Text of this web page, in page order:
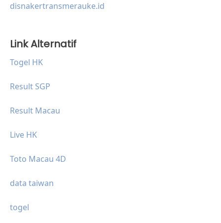
disnakertransmerauke.id
Link Alternatif
Togel HK
Result SGP
Result Macau
Live HK
Toto Macau 4D
data taiwan
togel